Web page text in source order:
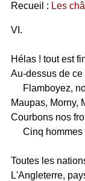
Recueil : Les
VI.
Hélas ! tout est
Au-dessus de
Flamboyez,
Maupas, Morny,
Courbons nos
Cinq hommes
Toutes les
L'Angleterre,